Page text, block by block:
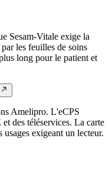
Sesam-Vitale exige la
les feuilles de soins
long pour le patient et
Amelipro. L'eCPS
des téléservices. La carte
exigeant un lecteur.